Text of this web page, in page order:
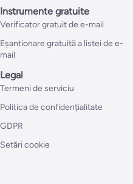
Instrumente gratuite
Verificator gratuit de e-mail
Eșantionare gratuită a listei de e-
mail
Legal
Termeni de serviciu
Politica de confidențialitate
GDPR
Setări cookie